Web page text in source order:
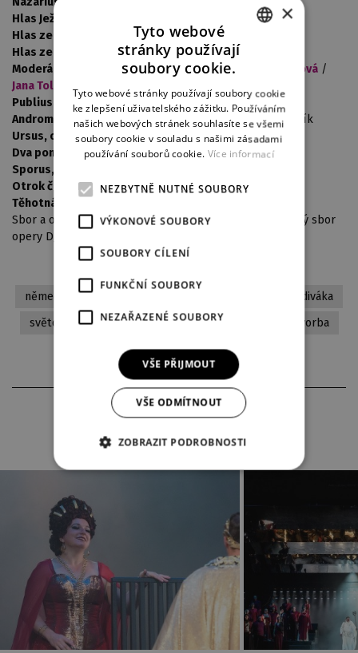
Hlas Ježíše:
Hlas ze záhrobí 1:
Jana Foff Tetourová/
Hlas ze záhrobí 2:
Ivana Klimentová/Petra Tion
Moderátorka SPQR:
Marcela Durasová /Ivana Klimentová /
Jana Tolašová
Publius Cornelius Tacitus, historik: Jiří Vejvoda
Andromachos, krétský lékař, kameraman: Pavel Feiferlík
Ursus, ochránce Lygie: Roman Dušek
Dva pomocníci Herolda: Miro Bartoš / Miroslav Korda
Sporus, tanečník:
Otrok čtoucí Petroniův dopis: Miro Bartoš
Těhotná Římská dívka:
Sbor a orchestr opery DJKT, Balet DJKT, Kajetán - Dětský sbor
opery DJKT
německé titulky
pro náročného diváka
světová premiéra
originální znění současná tvorba
FOTOGRAFIE Z INSCENACE
GERMAN
×
Tyto webové
stránky používají
soubory cookie.
Tyto webové stránky používají soubory cookie
ke zlepšení uživatelského zážitku. Používáním
našich webových stránek souhlasíte se všemi
soubory cookie v souladu s našimi zásadami
používání souborů cookie. Více informací
NEZBYTNĚ NUTNÉ SOUBORY
VÝKONOVÉ SOUBORY
SOUBORY CÍLENÍ
FUNKČNÍ SOUBORY
NEZAŘAZENÉ SOUBORY
VŠE PŘIJMOUT
VŠE ODMÍTNOUT
ZOBRAZIT PODROBNOSTI